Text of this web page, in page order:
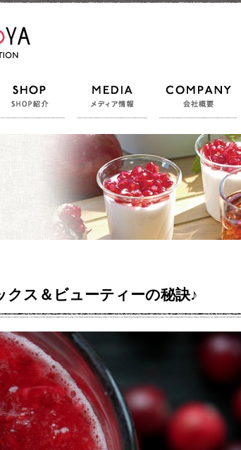
へのこだわり SHOP紹介 メディア情報
ス＆ビューティーの秘訣♪